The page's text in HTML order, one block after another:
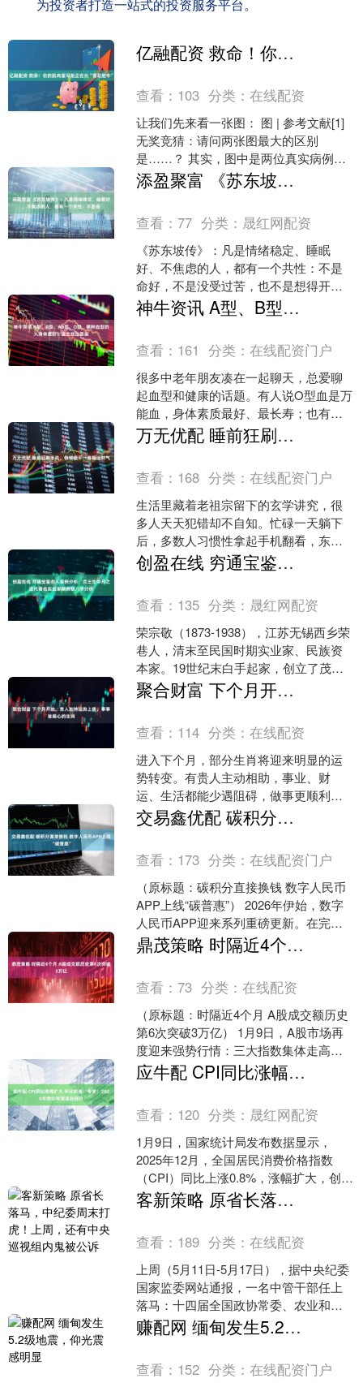
为投资者打造一站式的投资服务平台。
亿融配资 救命！你的肌肉里可能正在长“雪花肥牛”
查看： 103 分类：在线配资
让我们先来看一张图： 图 | 参考文献[1]
无奖竞猜：请问两张图最大的区别
是……？ 其实，图中是两位真实病例的
腹部平扫 CT 对比：A 是一位 51 岁男
性，....
添盈聚富 《苏东坡传》：凡是情绪稳定、睡眠好、不焦虑的人，都有一个共性：不是命
查看：77 分类： 晟红网配资
《苏东坡传》：凡是情绪稳定、睡眠
好、不焦虑的人，都有一个共性：不是
命好，不是没受过苦，也不是想得开，
而是苏东坡身上这3个习惯 我是“高等教
育文摘”，深耕教育学、....
神牛资讯 A型、B型、AB型、O型，哪种血型的人身体更好？医生给出答案
查看： 161 分类：在线配资门户
很多中老年朋友凑在一起聊天，总爱聊
起血型和健康的话题。有人说O型血是万
能血，身体素质最好、最长寿；也有人
觉得A型血的人不爱生病，底子最扎实。
前阵子小区体检，张....
万无优配 睡前狂刷手机，悄悄吸干一身福运财气
查看： 168 分类：在线配资门户
生活里藏着老祖宗留下的玄学讲究，很
多人天天犯错却不自知。忙碌一天躺下
后，多数人习惯性拿起手机翻看，东划
西看停不下来，越刷越精神，越看越失
眠，硬生生熬到深夜。 夜....
创盈在线 穷通宝鉴名人案例分析：戊土生申月之近代著名实业家荣宗敬八字分析
查看： 135 分类： 晟红网配资
荣宗敬（1873-1938），江苏无锡西乡荣
巷人，清末至民国时期实业家、民族资
本家。19世纪末白手起家，创立了茂新
面粉公司、福新面粉公司和申新纺织公
司三大企业系....
聚合财富 下个月开始，贵人加持运势上扬，事事皆顺心的生肖
查看： 114 分类：在线配资
进入下个月，部分生肖将迎来明显的运
势转变。有贵人主动相助，事业、财
运、生活都能少遇阻碍，做事更顺利，
整体状态轻松安稳，日子越过越顺心。
生肖龙 属龙的人下个月开....
交易鑫优配 碳积分直接换钱 数字人民币APP上线“碳普惠”
查看： 173 分类：在线配资门户
（原标题：碳积分直接换钱 数字人民币
APP上线“碳普惠”） 2026年伊始，数字
人民币APP迎来系列重磅更新。在完成
2.0版升级、实现钱包余额计息功能后，
该AP....
鼎茂策略 时隔近4个月 A股成交额历史第6次突破3万亿
查看：73 分类：在线配资
（原标题：时隔近4个月 A股成交额历史
第6次突破3万亿） 1月9日，A股市场再
度迎来强势行情：三大指数集体走高，
上证指数收涨0.92%，时隔10年再度站上
410....
应牛配 CPI同比涨幅扩大 环比转涨！专家：2026年物价有望温和回升
查看： 120 分类： 晟红网配资
1月9日，国家统计局发布数据显示，
2025年12月，全国居民消费价格指数
（CPI）同比上涨0.8%，涨幅扩大，创下
2023年3月以来新高；环比由降转升，上
涨0.....
客新策略 原省长落马，中纪委周末打虎！上周，还有中央巡视组内鬼被公诉
查看： 189 分类：在线配资
上周（5月11日-5月17日），据中央纪委
国家监委网站通报，一名中管干部任上
落马：十四届全国政协常委、农业和农
村委员会副主任王晓东被查。此外，还
有两“虎”被公诉....
赚配网 缅甸发生5.2级地震，仰光震感明显
查看： 152 分类：在线配资门户